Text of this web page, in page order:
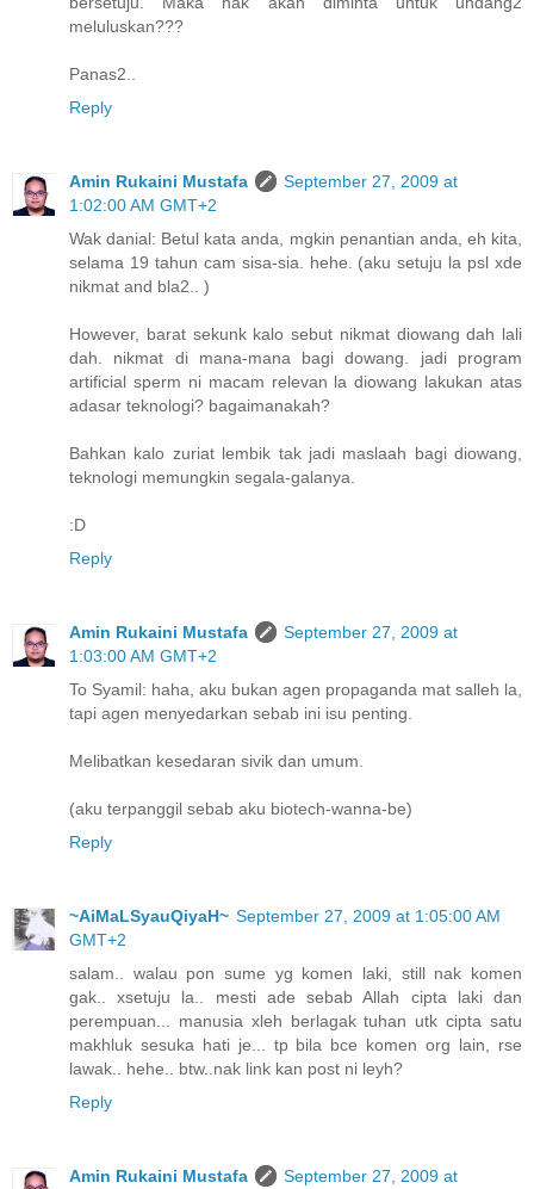
meluluskan???
Panas2..
Reply
Amin Rukaini Mustafa
September 27, 2009 at
1:02:00 AM GMT+2
Wak danial: Betul kata anda, mgkin penantian anda, eh kita,
selama 19 tahun cam sisa-sia. hehe. (aku setuju la psl xde
nikmat and bla2.. )
However, barat sekunk kalo sebut nikmat diowang dah lali
dah. nikmat di mana-mana bagi dowang. jadi program
artificial sperm ni macam relevan la diowang lakukan atas
adasar teknologi? bagaimanakah?
Bahkan kalo zuriat lembik tak jadi maslaah bagi diowang,
teknologi memungkin segala-galanya.
:D
Reply
Amin Rukaini Mustafa
September 27, 2009 at
1:03:00 AM GMT+2
To Syamil: haha, aku bukan agen propaganda mat salleh la,
tapi agen menyedarkan sebab ini isu penting.
Melibatkan kesedaran sivik dan umum.
(aku terpanggil sebab aku biotech-wanna-be)
Reply
~AiMaLSyauQiyaH~ September 27, 2009 at 1:05:00 AM
GMT+2
salam.. walau pon sume yg komen laki, still nak komen
gak.. xsetuju la.. mesti ade sebab Allah cipta laki dan
perempuan... manusia xleh berlagak tuhan utk cipta satu
makhluk sesuka hati je... tp bila bce komen org lain, rse
lawak.. hehe.. btw..nak link kan post ni leyh?
Reply
Amin Rukaini Mustafa
September 27, 2009 at